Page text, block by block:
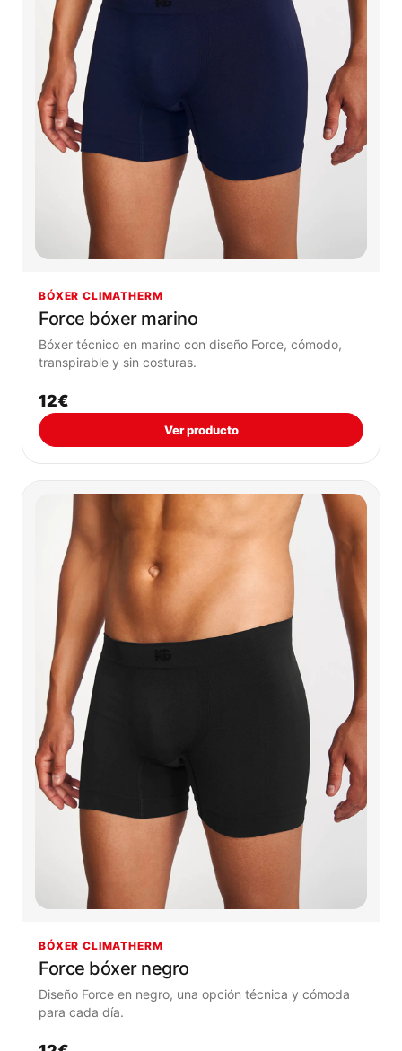
BÓXER CLIMATHERM
Force bóxer marino
Bóxer técnico en marino con diseño Force, cómodo,
transpirable y sin costuras.
12€
Ver producto
BÓXER CLIMATHERM
Force bóxer negro
Diseño Force en negro, una opción técnica y cómoda
para cada día.